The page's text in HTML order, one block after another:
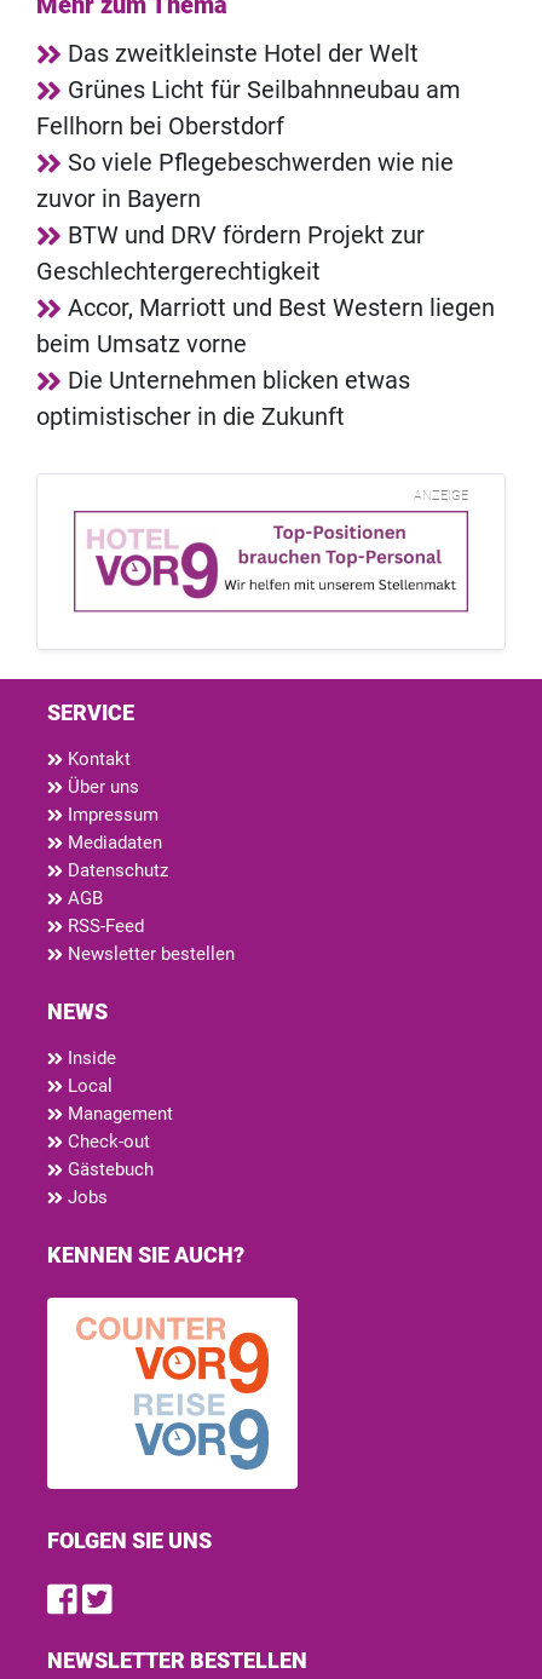
Das zweitkleinste Hotel der Welt
Grünes Licht für Seilbahnneubau am
Fellhorn bei Oberstdorf
So viele Pflegebeschwerden wie nie
zuvor in Bayern
BTW und DRV fördern Projekt zur
Geschlechtergerechtigkeit
Accor, Marriott und Best Western liegen
beim Umsatz vorne
Die Unternehmen blicken etwas
optimistischer in die Zukunft
ANZEIGE
SERVICE
Kontakt
Über uns
Impressum
Mediadaten
Datenschutz
AGB
RSS-Feed
Newsletter bestellen
NEWS
Inside
Local
Management
Check-out
Gästebuch
Jobs
KENNEN SIE AUCH?
FOLGEN SIE UNS
Find us on Facebook
Follow us on Twitter
NEWSLETTER BESTELLEN